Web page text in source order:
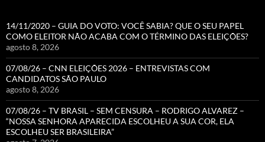
14/11/2020 – GUIA DO VOTO: VOCÊ SABIA? QUE O SEU PAPEL
COMO ELEITOR NÃO ACABA COM O TÉRMINO DAS ELEIÇÕES?
agosto 8, 2026
07/08/26 – CNN ELEIÇÕES 2026 – ENTREVISTAS COM
CANDIDATOS SÃO PAULO
agosto 8, 2026
07/08/26 – TV BRASIL – SEM CENSURA – RODRIGO ALVAREZ –
“NOSSA SENHORA APARECIDA ESCOLHEU A SUA COR, ELA
ESCOLHEU SER BRASILEIRA”